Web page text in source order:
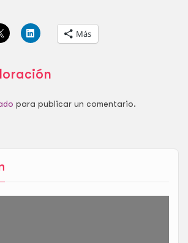
Más
para publicar un comentario.